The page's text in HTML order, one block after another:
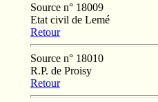
Source n° 18009
Etat civil de Lemé
Retour
Source n° 18010
R.P. de Proisy
Retour